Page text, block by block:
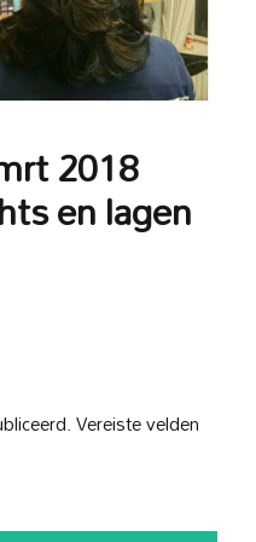
2018
en lagen
Vereiste velden